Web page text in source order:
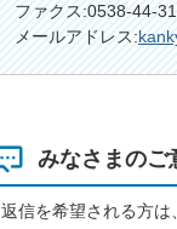
ファクス:0538-44-
メールアドレス:
みなさまのご
返信を希望される方は